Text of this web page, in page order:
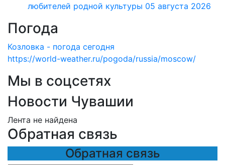
любителей родной культуры 05 августа 2026
Погода
Козловка - погода сегодня
https://world-weather.ru/pogoda/russia/moscow/
Мы в соцсетях
Новости Чувашии
Лента не найдена
Обратная связь
Обратная связь